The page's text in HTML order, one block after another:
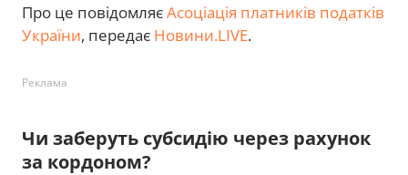
Про це повідомляєАсоціація платників податків
України, передає Новини.LIVE.
Реклама
Чи заберуть субсидію через рахунок
за кордоном?